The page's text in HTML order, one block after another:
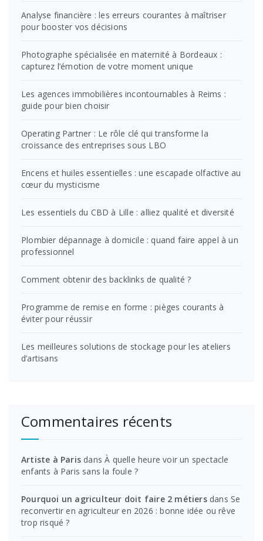
Analyse financière : les erreurs courantes à maîtriser
pour booster vos décisions
Photographe spécialisée en maternité à Bordeaux :
capturez l’émotion de votre moment unique
Les agences immobilières incontournables à Reims :
guide pour bien choisir
Operating Partner : Le rôle clé qui transforme la
croissance des entreprises sous LBO
Encens et huiles essentielles : une escapade olfactive au
cœur du mysticisme
Les essentiels du CBD à Lille : alliez qualité et diversité
Plombier dépannage à domicile : quand faire appel à un
professionnel
Comment obtenir des backlinks de qualité ?
Programme de remise en forme : pièges courants à
éviter pour réussir
Les meilleures solutions de stockage pour les ateliers
d’artisans
Commentaires récents
Artiste à Paris dansÀ quelle heure voir un spectacle
enfants à Paris sans la foule ?
Pourquoi un agriculteur doit faire 2 métiersdans Se
reconvertir en agriculteur en 2026 : bonne idée ou rêve
trop risqué ?